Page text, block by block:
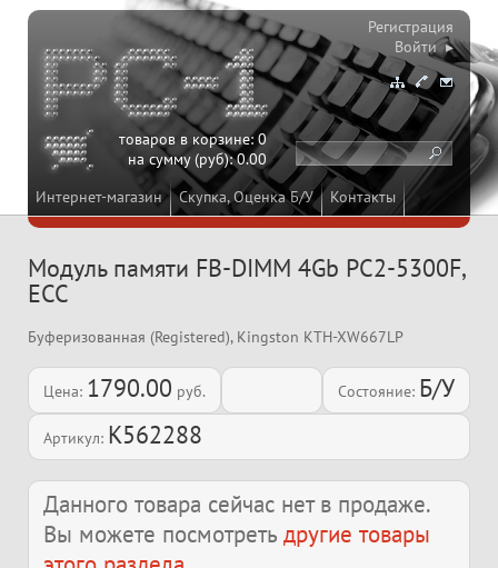
Интернет-магазин Скупка, Оценка Б/У Контакты
товаров в корзине:0
на сумму (руб):0.00
Регистрация
Войти ▸
Модуль памяти FB-DIMM 4Gb PC2-5300F,
ECC
Буферизованная (Registered), Kingston KTH-XW667LP
Цена: 1790.00 руб. Состояние: Б/У
Артикул: K562288
Данного товара сейчас нет в продаже.
Вы можете посмотреть другие товары